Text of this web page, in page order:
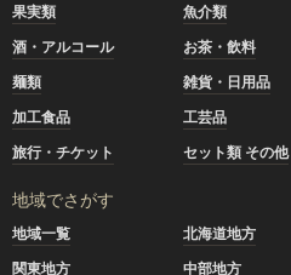
果実類
魚介類
酒・アルコール
お茶・飲料
麺類
雑貨・日用品
加工食品
工芸品
旅行・チケット
セット類 その他
地域でさがす
地域一覧 北海道地方
関東地方
中部地方